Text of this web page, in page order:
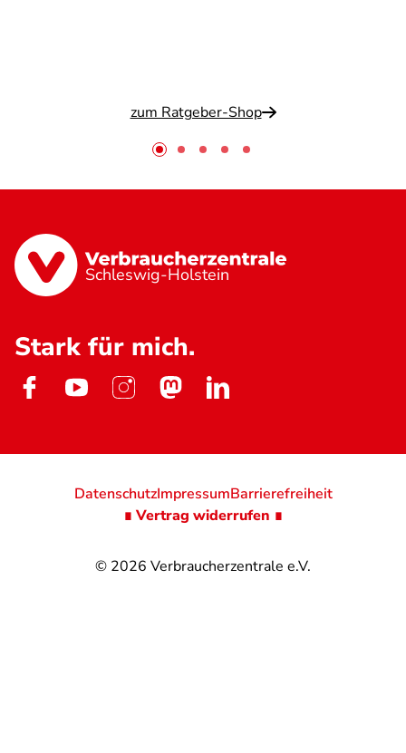
zum Ratgeber-Shop
Schleswig-Holstein
Stark für mich.
© 2026 Verbraucherzentrale e.V.
DatenschutzImpressumBarrierefreiheit
∎ Vertrag widerrufen ∎